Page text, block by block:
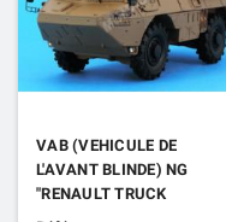
VAB (VEHICULE DE
L'AVANT BLINDE) NG
"RENAULT TRUCK
DEFENSE/ARQUUS" BRUN